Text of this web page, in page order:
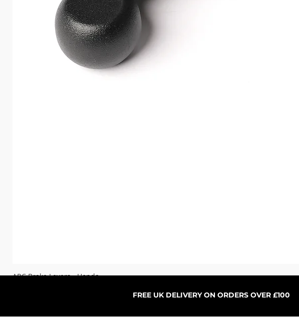
ARC Brake Levers - Honda
FREE UK DELIVERY ON ORDERS OVER £100